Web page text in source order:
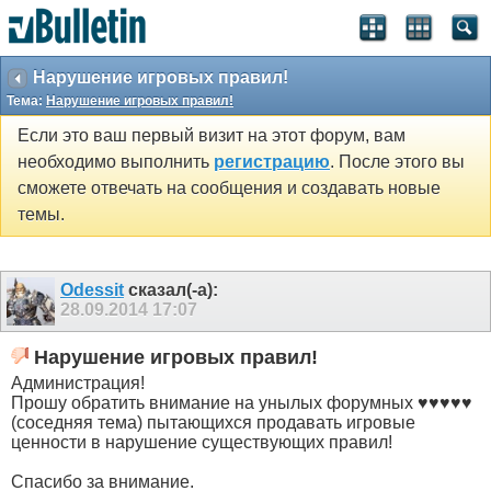
Нарушение игровых правил!
Тема: Нарушение игровых правил!
Если это ваш первый визит на этот форум, вам
необходимо выполнить регистрацию. После этого вы
сможете отвечать на сообщения и создавать новые
темы.
Odessit сказал(-а):
28.09.2014 17:07
Нарушение игровых правил!
Администрация!
Прошу обратить внимание на унылых форумных ♥♥♥♥♥
(соседняя тема) пытающихся продавать игровые
ценности в нарушение существующих правил!
Спасибо за внимание.